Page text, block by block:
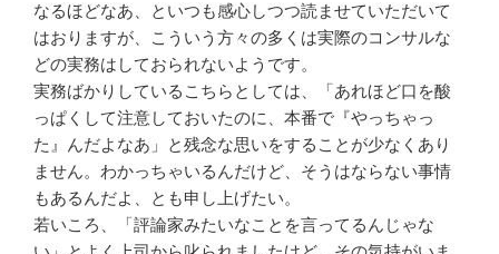
なるほどなあ、といつも感心しつつ読ませていただいて
はおりますが、こういう方々の多くは実際のコンサルな
どの実務はしておられないようです。
実務ばかりしているこちらとしては、「あれほど口を酸
っぱくして注意しておいたのに、本番で『やっちゃっ
た』んだよなあ」と残念な思いをすることが少なくあり
ません。わかっちゃいるんだけど、そうはならない事情
もあるんだよ、とも申し上げたい。
若いころ、「評論家みたいなことを言ってるんじゃな